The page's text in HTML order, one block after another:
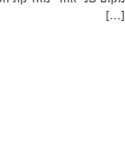
[…]